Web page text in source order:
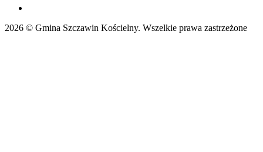
2026 © Gmina Szczawin Kościelny. Wszelkie prawa zastrzeżone